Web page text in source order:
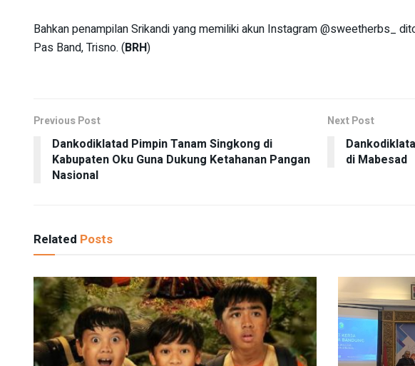
Bahkan penampilan Srikandi yang memiliki akun Instagram @sweetherbs_
Pas Band, Trisno. (BRH)
Previous Post
Dankodiklatad Pimpin Tanam Singkong di
Kabupaten Oku Guna Dukung Ketahanan Pangan
Nasional
Next Post
di Mabesad
Related Posts